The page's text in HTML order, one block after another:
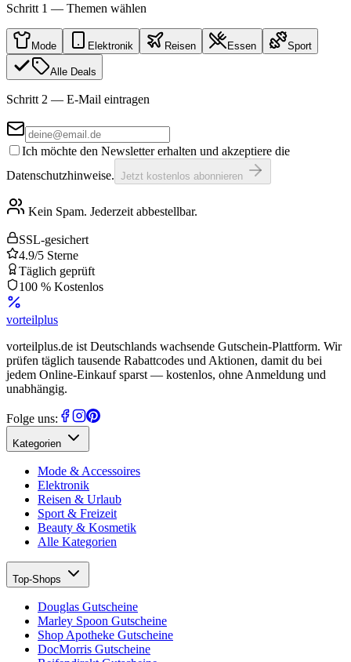
Schritt 1 — Themen wählen
Mode Elektronik Reisen Essen Sport
Alle Deals
Schritt 2 — E-Mail eintragen
Ich möchte den Newsletter erhalten und akzeptiere die
Datenschutzhinweise. Jetzt kostenlos abonnieren
Kein Spam. Jederzeit abbestellbar.
SSL-gesichert
4.9/5 Sterne
Täglich geprüft
100 % Kostenlos
vorteilplus
vorteilplus.de ist Deutschlands wachsende Gutschein-Plattform. Wir
prüfen täglich tausende Rabattcodes und Aktionen, damit du bei
jedem Online-Einkauf sparst — kostenlos, ohne Anmeldung und
unabhängig.
Folge uns:
Kategorien
Mode & Accessoires
Elektronik
Reisen & Urlaub
Sport & Freizeit
Beauty & Kosmetik
Alle Kategorien
Top-Shops
Douglas Gutscheine
Marley Spoon Gutscheine
Shop Apotheke Gutscheine
DocMorris Gutscheine